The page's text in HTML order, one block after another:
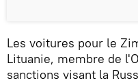
Les voitures pour le
Lituanie, membre de
sanctions visant la